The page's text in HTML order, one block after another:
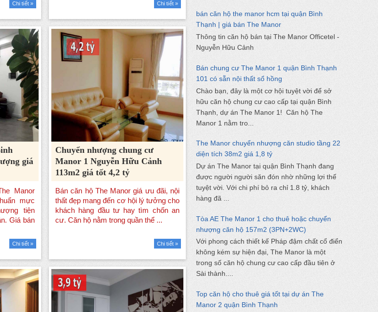
Chi tiết » Chi tiết »
giá
Chi tiết »
Chuyển nhượng chung cư
Manor 1 Nguyễn Hữu Cảnh
113m2 giá tốt 4,2 tỷ
Chi tiết »
bán căn hộ the manor hcm tại quận Bình
Thạnh | giá bán The Manor
Thông tin căn hộ bán tại The Manor Officetel -
Nguyễn Hữu Cảnh
Bán chung cư The Manor 1 quận Bình Thạnh
101 có sẵn nội thất sổ hồng
Chào bạn, đây là một cơ hội tuyệt vời để sở
hữu căn hộ chung cư cao cấp tại quận Bình
Thạnh, dự án The Manor 1! Căn hộ The
Manor 1 nằm tro...
The Manor chuyển nhượng căn studio tầng 22
diện tích 38m2 giá 1,8 tỷ
Dự án The Manor tại quận Bình Thạnh đang
được người người săn đón nhờ những lợi thế
tuyệt vời. Với chi phí bỏ ra chỉ 1.8 tỷ, khách
hàng đã ...
Tòa AE The Manor 1 cho thuê hoặc chuyển
nhượng căn hộ 157m2 (3PN+2WC)
Với phong cách thiết kế Pháp đậm chất cổ điển
không kém sự hiện đại, The Manor là một
trong số căn hộ chung cư cao cấp đầu tiên ở
Sài thành....
Top căn hộ cho thuê giá tốt tại dự án The
Manor 2 quận Bình Thạnh